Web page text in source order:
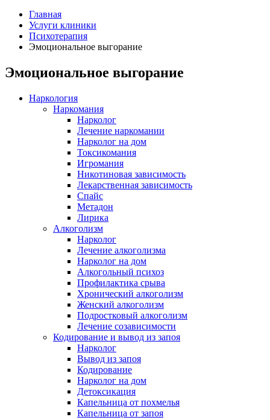
Главная
Услуги клиники
Психотерапия
Эмоциональное выгорание
Эмоциональное выгорание
Наркология
Наркомания
Нарколог
Лечение наркомании
Нарколог на дом
Токсикомания
Игромания
Никотиновая зависимость
Лекарственная зависимость
Спайс
Метадон
Лирика
Алкоголизм
Нарколог
Лечение алкоголизма
Нарколог на дом
Алкогольный психоз
Профилактика срыва
Хронический алкоголизм
Женский алкоголизм
Подростковый алкоголизм
Лечение созависимости
Кодирование и вывод из запоя
Нарколог
Вывод из запоя
Кодирование
Нарколог на дом
Детоксикация
Капельница от похмелья
Капельница от запоя